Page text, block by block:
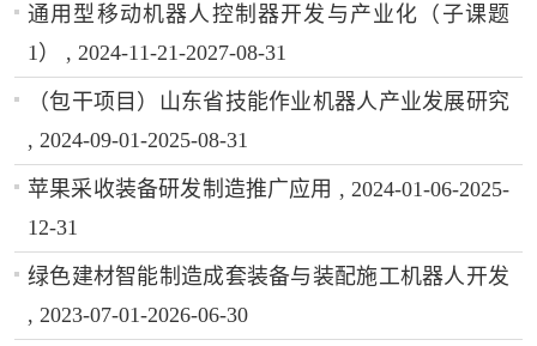
通用型移动机器人控制器开发与产业化（子课题
1） , 2024-11-21-2027-08-31
（包干项目）山东省技能作业机器人产业发展研究
, 2024-09-01-2025-08-31
苹果采收装备研发制造推广应用 , 2024-01-06-2025-
12-31
绿色建材智能制造成套装备与装配施工机器人开发
, 2023-07-01-2026-06-30